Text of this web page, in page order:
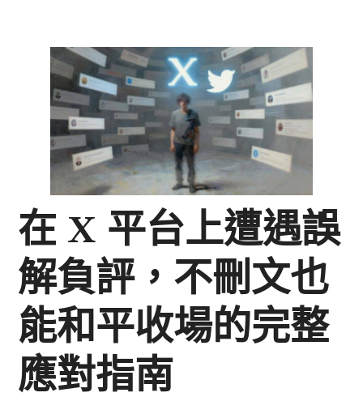
在 X 平台上遭遇誤
解負評，不刪文也
能和平收場的完整
應對指南